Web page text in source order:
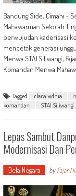
Bandung Side, Cimahi -
Mahawarman Sekolah
perwujudan kaderisasi
mencetak generasi
Menwa STAI Siliwangi,
Komandan Menwa
Tagged clara vidhia
komandan
STAI Siliwangi
Lepas Sambut
Modernisasi Dan
Bela Negara byFajar